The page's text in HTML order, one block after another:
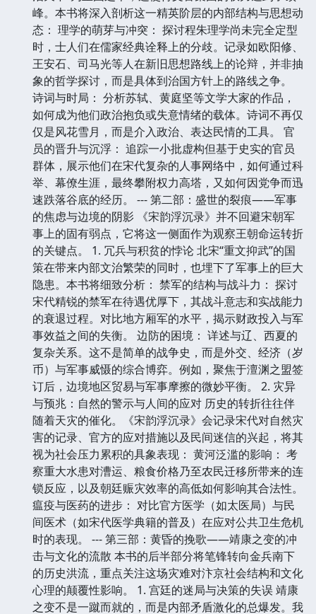
峰。本书将深入剖析这一精英阶层的内部结构与思想动
态： 理学的萌芽与冲突： 探讨程朱理学尚未完全定型
时，士人们在儒家经典诠释上的分歧。记录如欧阳修、
王安石、司马光等人在新旧思想路线上的论辩，并非抽
象的哲学探讨，而是具体到治国方针上的路线之争。
诗词与时局： 分析苏轼、黄庭坚等文学大家的作品，
如何成为他们政治抱负或失意情绪的载体。诗词不再仅
仅是风花雪月，而是介入政治、表达民情的工具。 官
员的晋升与沉浮： 追踪一小批虚构但基于史实的官员
群体，展示他们在宋代复杂的人事网络中，如何通过科
举、幕僚生涯，最终攀附权力高塔，又如何因党争而迅
速跌落谷底的经历。 --- 第二部：盛世的裂痕——军事
的焦虑与边境的阴影 《宋韵浮沉录》并不回避宋朝军
事上的固有弱点，它将这一侧面作为观察王朝命运转折
的关键点。 1. 冗兵与积贫的悖论 北宋“重文抑武”的国
策在带来内部文治繁荣的同时，也埋下了军事上的巨大
隐患。本书将细致分析： 禁军的结构与战斗力： 探讨
宋代精锐的禁军在待遇优厚下，其战斗意志和实战能力
的衰退过程。对比地方厢军的水平，揭示财政投入与军
事效益之间的失衡。 边防的困境： 详述与辽、西夏的
复杂关系。这不是简单的战争史，而是外交、经济（岁
币）与军事威慑的综合博弈。例如，聚焦于澶渊之盟签
订后，边境地区贸易与军事摩擦的微妙平衡。 2. 灾异
与预兆：自然的警示与人间的应对 历史的转折往往伴
随着天灾的催化。《宋韵浮沉录》会记录宋代对自然灾
害的记录、官方的应对措施以及民间迷信的兴起，将其
视为社会压力累积的具象表现： 黄河泛滥的影响： 考
察重大水患对漕运、粮食价格乃至农民迁移所带来的连
锁反应，以及朝廷赈灾效率的高低如何影响其合法性。
瘟疫与医药的进步： 对比官方医学（如太医局）与民
间医术（如宋代医学典籍的普及）在应对公共卫生危机
时的表现。 --- 第三部：黄昏的挽歌——靖康之变的冲
击与文化的流散 本书的后半部分将笔锋转向金兵南下
的历史洪流，重点关注这场灾难对汴京社会结构和文化
心理的颠覆性影响。 1. 宫廷的迷局与决策的失误 靖康
之变不是一蹴而就的，而是内部矛盾激化的总爆发。我